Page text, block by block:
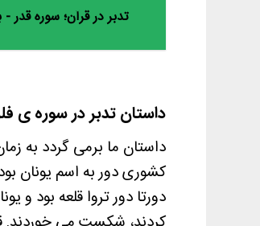
تدبر در قرآن؛ سوره قدر
داستان تدبر در سوره ی
داستان ما برمی گردد به
کشوری دور به اسم یونان
دورتا دور تروا قلعه بود